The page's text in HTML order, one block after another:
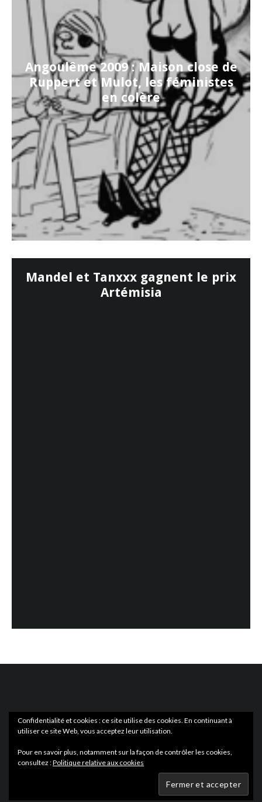
Angoulême 2009 : Maison close de
Ruppert et Mulot, les féministes
en colère
Mandel et Tanxxx gagnent le prix
Artémisia
Confidentialité et cookies : ce site utilise des cookies. En continuant à
utiliser ce site Web, vous acceptez leur utilisation.
Pour en savoir plus, notamment sur la façon de contrôler les cookies,
consultez :Politique relative aux cookies